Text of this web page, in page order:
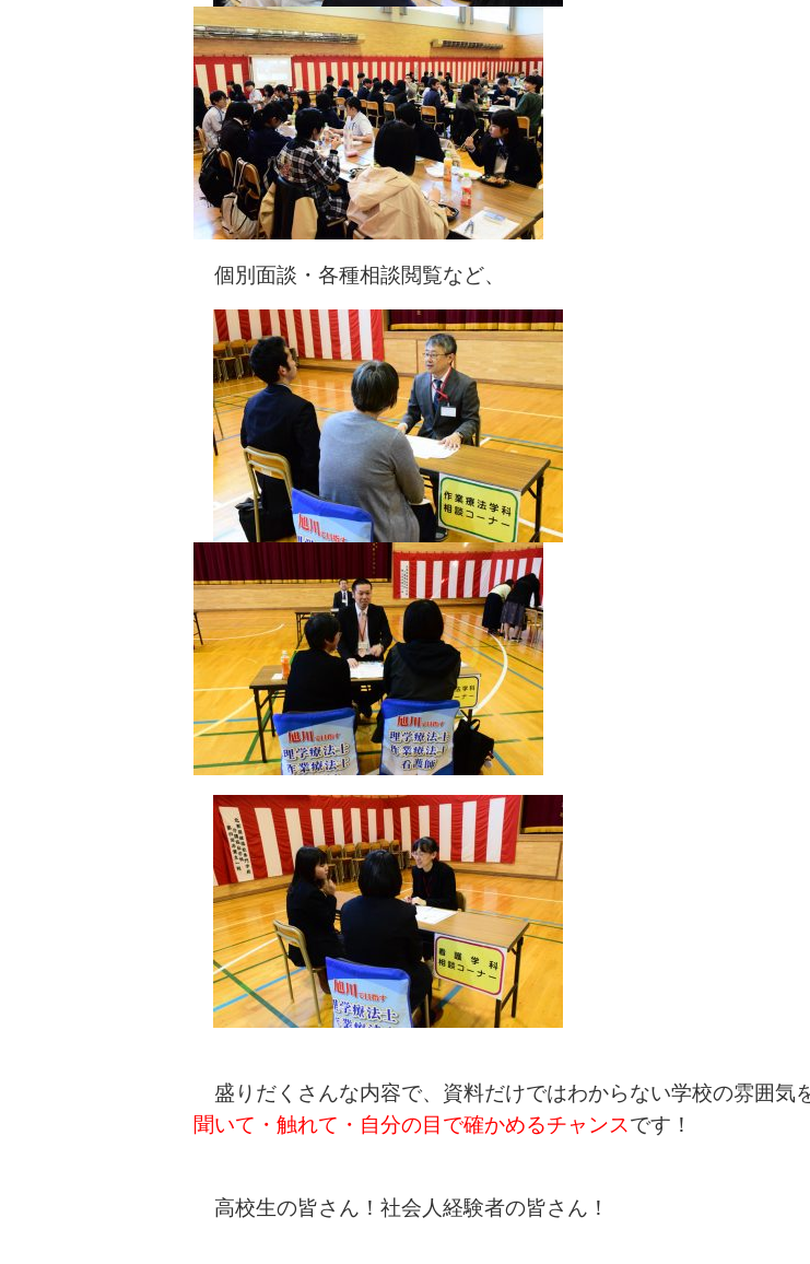
個別面談・各種相談閲覧など、
盛りだくさんな内容で、資料だけではわからない学校の雰囲気を
聞いて・触れて・自分の目で確かめるチャンスです！
高校生の皆さん！社会人経験者の皆さん！